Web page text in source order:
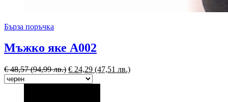
Бърза поръчка
Мъжко яке А002
€48,57(94,99 лв.) € 24,29 (47,51 лв.)